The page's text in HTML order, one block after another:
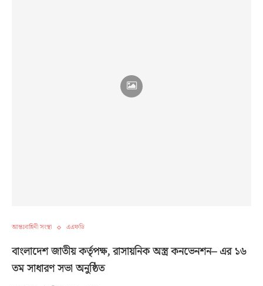
আন্তঃবাহিনী সংস্থা এএফডি
বাংলাদেশ জাতীয় কর্তৃপক্ষ, রাসায়নিক অস্ত্র কনভেনশন– এর ১৬
তম সাধারণ সভা অনুষ্ঠিত